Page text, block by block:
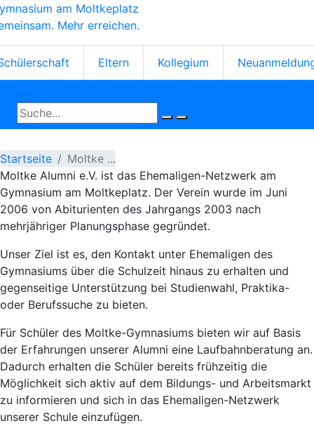
Direkt
zum
Inhalt
am Moltkeplatz
Mehr erreichen.
Eltern Kollegium
Startseite
Moltke ...
Moltke Alumni e.V. ist das Ehemaligen-Netzwerk am
Gymnasium am Moltkeplatz. Der Verein wurde im Juni
2006 von Abiturienten des Jahrgangs 2003 nach
mehrjähriger Planungsphase gegründet.
Unser Ziel ist es, den Kontakt unter Ehemaligen des
Gymnasiums über die Schulzeit hinaus zu erhalten und
gegenseitige Unterstützung bei Studienwahl, Praktika-
oder Berufssuche zu bieten.
Für Schüler des Moltke-Gymnasiums bieten wir auf Basis
der Erfahrungen unserer Alumni eine Laufbahnberatung an.
Dadurch erhalten die Schüler bereits frühzeitig die
Möglichkeit sich aktiv auf dem Bildungs- und Arbeitsmarkt
zu informieren und sich in das Ehemaligen-Netzwerk
unserer Schule einzufügen.